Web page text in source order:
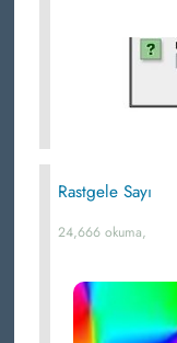
Rastgele Sayı
24,666 okuma,